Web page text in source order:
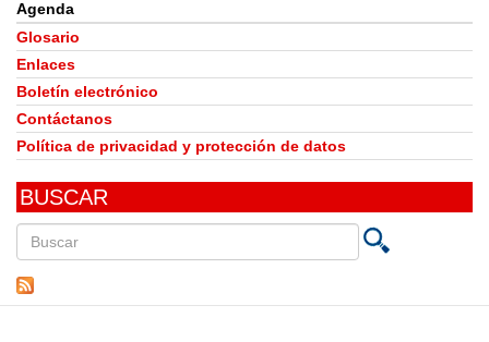
Agenda
Glosario
Enlaces
Boletín electrónico
Contáctanos
Política de privacidad y protección de datos
BUSCAR
en